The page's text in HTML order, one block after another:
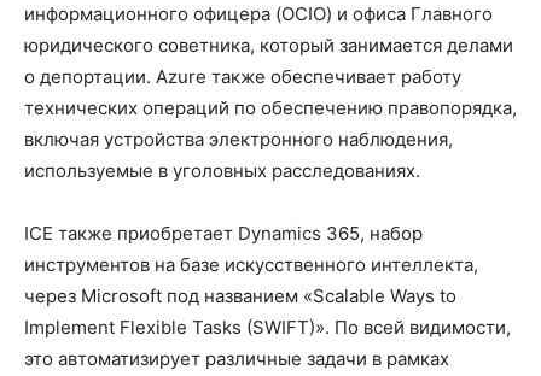
информационного офицера (OCIO) и офиса Главного
юридического советника, который занимается делами
о депортации. Azure также обеспечивает работу
технических операций по обеспечению правопорядка,
включая устройства электронного наблюдения,
используемые в уголовных расследованиях.
ICE также приобретает Dynamics 365, набор
инструментов на базе искусственного интеллекта,
через Microsoft под названием «Scalable Ways to
Implement Flexible Tasks (SWIFT)». По всей видимости,
это автоматизирует различные задачи в рамках